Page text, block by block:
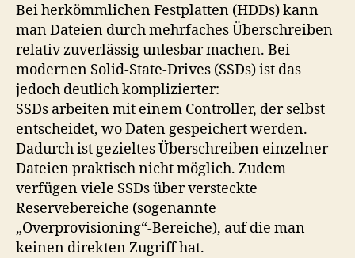
Bei herkömmlichen Festplatten (HDDs) kann
man Dateien durch mehrfaches Überschreiben
relativ zuverlässig unlesbar machen. Bei
modernen Solid-State-Drives (SSDs) ist das
jedoch deutlich komplizierter:
SSDs arbeiten mit einem Controller, der selbst
entscheidet, wo Daten gespeichert werden.
Dadurch ist gezieltes Überschreiben einzelner
Dateien praktisch nicht möglich. Zudem
verfügen viele SSDs über versteckte
Reservebereiche (sogenannte
„Overprovisioning“-Bereiche), auf die man
keinen direkten Zugriff hat.